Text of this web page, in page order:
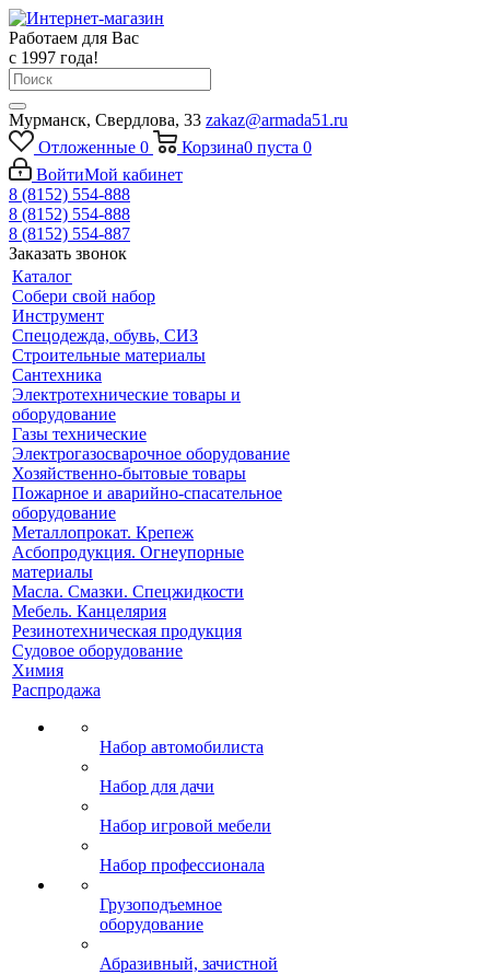
Работаем для Вас
с 1997 года!
Мурманск, Свердлова, 33 zakaz@armada51.ru
Отложенные 0 Корзина0 пуста 0
ВойтиМой кабинет
8 (8152) 554-888
8 (8152) 554-888
8 (8152) 554-887
Заказать звонок
Каталог
Собери свой набор
Инструмент
Спецодежда, обувь, СИЗ
Строительные материалы
Сантехника
Электротехнические товары и
оборудование
Газы технические
Электрогазосварочное оборудование
Хозяйственно-бытовые товары
Пожарное и аварийно-спасательное
оборудование
Металлопрокат. Крепеж
Асбопродукция. Огнеупорные
материалы
Масла. Смазки. Спецжидкости
Мебель. Канцелярия
Резинотехническая продукция
Судовое оборудование
Химия
Распродажа
Набор автомобилиста
Набор для дачи
Набор игровой мебели
Набор профессионала
Грузоподъемное
оборудование
Абразивный, зачистной